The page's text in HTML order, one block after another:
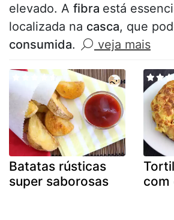
elevado. A fibra está
localizada na casca, que
consumida. veja mais
Batatas rústicas
super saborosas
com